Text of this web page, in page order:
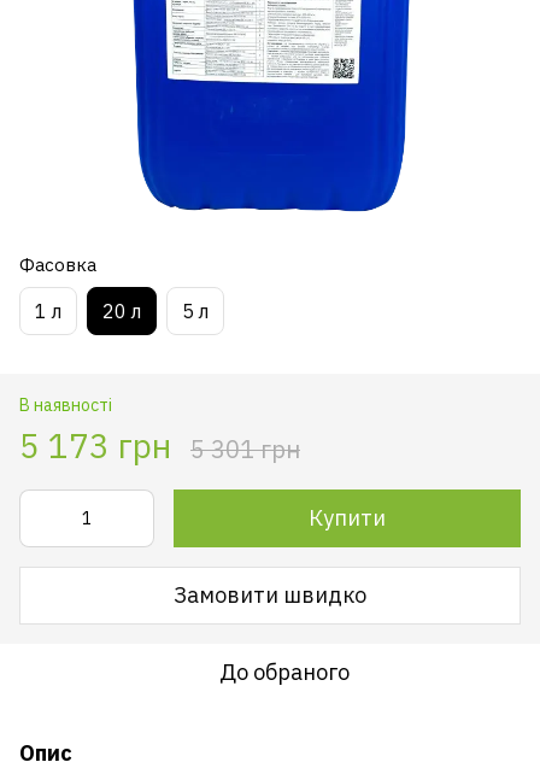
Фасовка
1 л 20 л 5 л
В наявності
5 173 грн 5 301 грн
Купити
Замовити швидко
До обраного
Опис